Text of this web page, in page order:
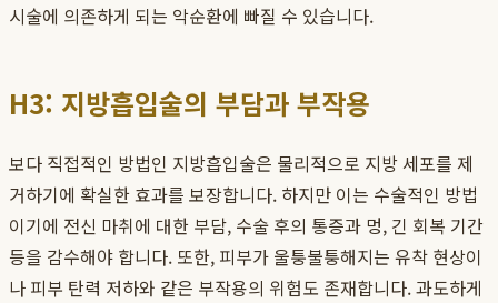
시술에 의존하게 되는 악순환에 빠질 수 있습니다.
H3: 지방흡입술의 부담과 부작용
보다 직접적인 방법인 지방흡입술은 물리적으로 지방 세포를 제
거하기에 확실한 효과를 보장합니다. 하지만 이는 수술적인 방법
이기에 전신 마취에 대한 부담, 수술 후의 통증과 멍, 긴 회복 기간
등을 감수해야 합니다. 또한, 피부가 울퉁불퉁해지는 유착 현상이
나 피부 탄력 저하와 같은 부작용의 위험도 존재합니다. 과도하게